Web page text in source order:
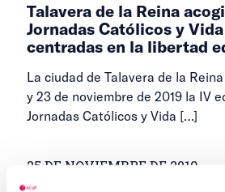
Talavera de la Reina
Jornadas Católicos y
centradas en la libertad
La ciudad de Talavera de la
y 23 de noviembre de 2019 la IV
Jornadas Católicos y Vida […]
25 DE NOVIEMBRE DE 2019